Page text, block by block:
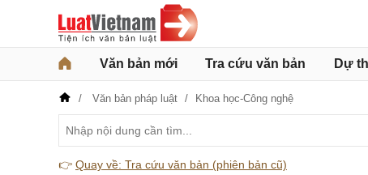
Văn bản mới Tra cứu văn bản Dự
Văn bản pháp luật Khoa học-Công nghệ
👉 Quay về: Tra cứu văn bản (phiên bản cũ)